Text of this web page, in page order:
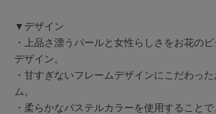
▼デザイン
・上品さ漂うパールと女性らしさをお花の
デザイン。
・甘すぎないフレームデザインにこだわっ
ム。
・柔らかなパステルカラーを使用すること